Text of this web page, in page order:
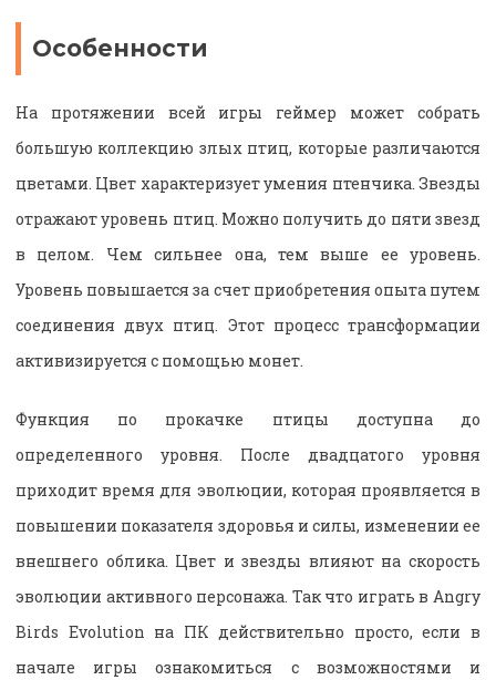
Особенности
На протяжении всей игры геймер может собрать
большую коллекцию злых птиц, которые различаются
цветами. Цвет характеризует умения птенчика. Звезды
отражают уровень птиц. Можно получить до пяти звезд
в целом. Чем сильнее она, тем выше ее уровень.
Уровень повышается за счет приобретения опыта путем
соединения двух птиц. Этот процесс трансформации
активизируется с помощью монет.
Функция по прокачке птицы доступна до
определенного уровня. После двадцатого уровня
приходит время для эволюции, которая проявляется в
повышении показателя здоровья и силы, изменении ее
внешнего облика. Цвет и звезды влияют на скорость
эволюции активного персонажа. Так что играть в Angry
Birds Evolution на ПК действительно просто, если в
начале игры ознакомиться с возможностями и